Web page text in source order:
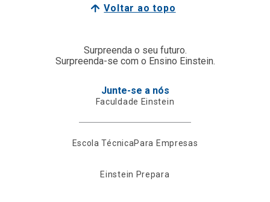
Voltar ao topo
Surpreenda o seu futuro.
Surpreenda-se com o Ensino Einstein.
Junte-se a nós
Faculdade Einstein
Escola TécnicaPara Empresas
Einstein Prepara